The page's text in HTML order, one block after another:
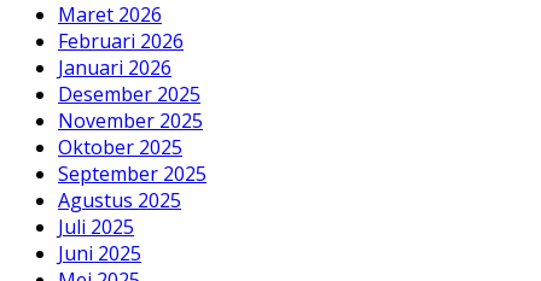
Maret 2026
Februari 2026
Januari 2026
Desember 2025
November 2025
Oktober 2025
September 2025
Agustus 2025
Juli 2025
Juni 2025